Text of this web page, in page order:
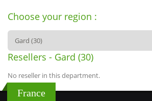
Choose your region :
Resellers - Gard (30)
No reseller in this department.
France